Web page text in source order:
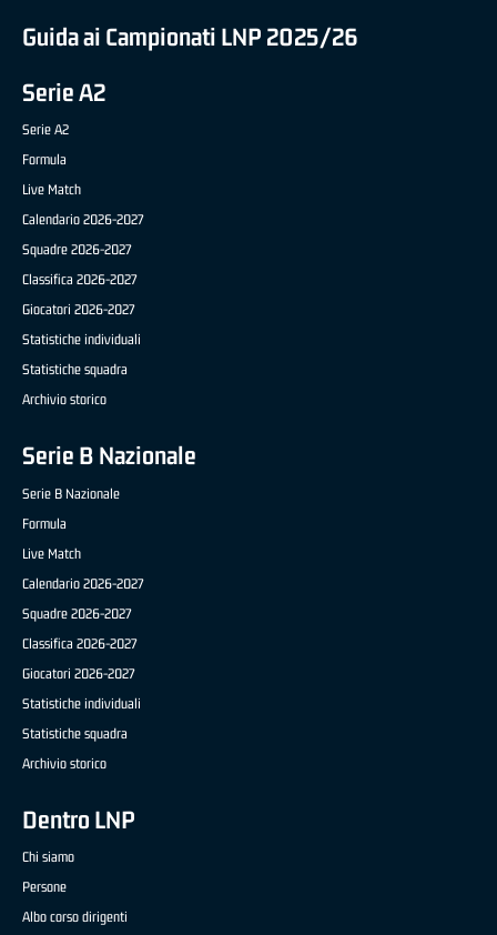
Guida ai Campionati LNP 2025/26
Serie A2
Serie A2
Formula
Live Match
Calendario 2026-2027
Squadre 2026-2027
Classifica 2026-2027
Giocatori 2026-2027
Statistiche individuali
Statistiche squadra
Archivio storico
Serie B Nazionale
Serie B Nazionale
Formula
Live Match
Calendario 2026-2027
Squadre 2026-2027
Classifica 2026-2027
Giocatori 2026-2027
Statistiche individuali
Statistiche squadra
Archivio storico
Dentro LNP
Chi siamo
Persone
Albo corso dirigenti